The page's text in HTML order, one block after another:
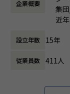
キャリア/ISPの
ティングを伴う
技術支援を中心
事業にも注力して
◎BzD部
ビジネスディベ
定義など上流工
適正に応じて、
働
時
休
企業概要
集
近
す
顧
設立年数 15年
従業員数 411人